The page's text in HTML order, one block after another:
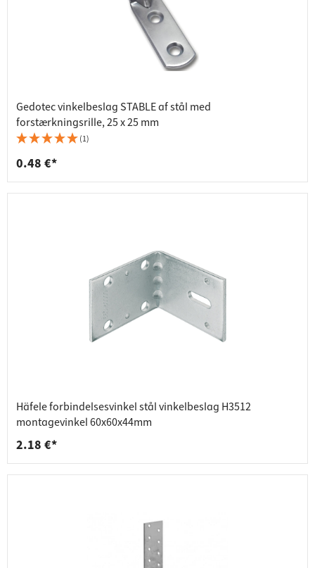
Gedotec vinkelbeslag STABLE af stål med
forstærkningsrille, 25 x 25 mm
(1)
0.48 €*
Häfele forbindelsesvinkel stål vinkelbeslag H3512
montagevinkel 60x60x44mm
2.18 €*